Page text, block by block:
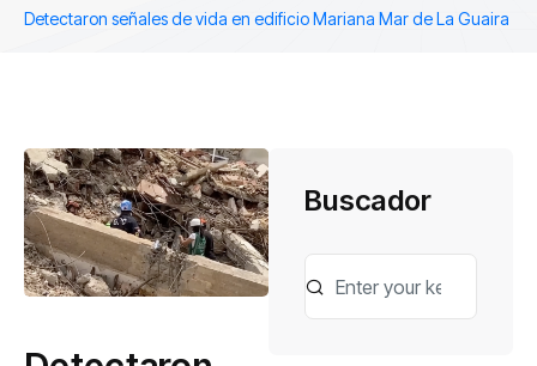
Detectaron señales de vida en edificio Mariana Mar de La Guaira
Buscador